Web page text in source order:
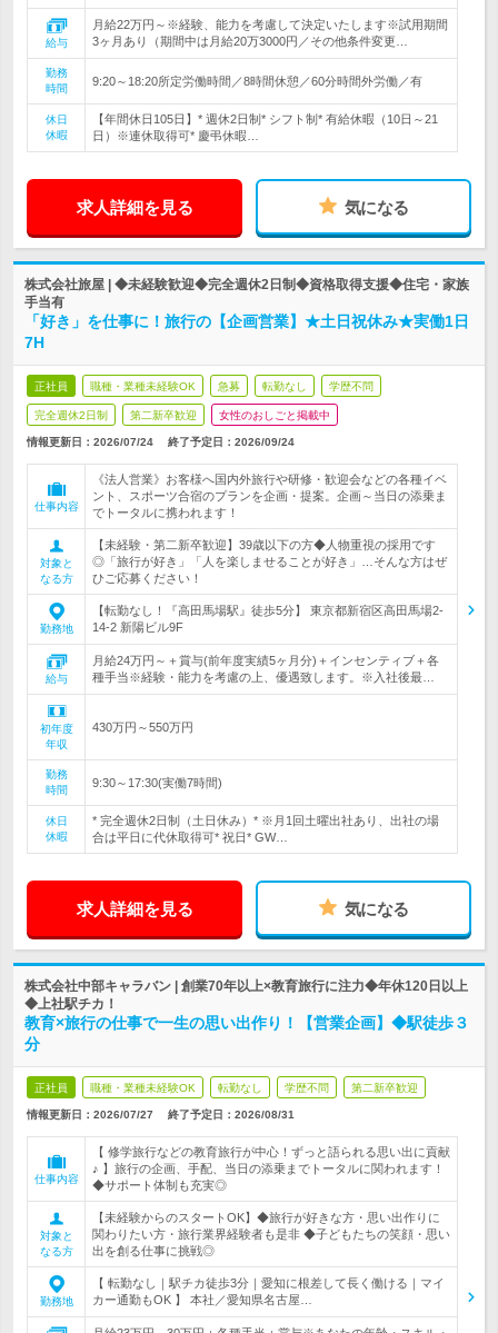
給与
月給22万円～※経験、能力を考慮して決定いたします※試用期間
3ヶ月あり（期間中は月給20万3000円／その他条件変更…
勤務
時間
9:20～18:20所定労働時間／8時間休憩／60分時間外労働／有
休日
休暇
【年間休日105日】* 週休2日制* シフト制* 有給休暇（10日～21
日）※連休取得可* 慶弔休暇…
求人詳細を見る 気になる
株式会社旅屋 | ◆未経験歓迎◆完全週休2日制◆資格取得支援◆住宅・家族
手当有
「好き」を仕事に！旅行の【企画営業】★土日祝休み★実働1日
7H
正社員 職種・業種未経験OK 急募 転勤なし 学歴不問
完全週休2日制 第二新卒歓迎 女性のおしごと掲載中
情報更新日：2026/07/24 終了予定日： 2026/09/24
仕事内容
《法人営業》お客様へ国内外旅行や研修・歓迎会などの各種イベ
ント、スポーツ合宿のプランを企画・提案。企画～当日の添乗ま
でトータルに携われます！
対象と
なる方
【未経験・第二新卒歓迎】39歳以下の方◆人物重視の採用です
◎「旅行が好き」「人を楽しませることが好き」…そんな方はぜ
ひご応募ください！
勤務地
【転勤なし！『高田馬場駅』徒歩5分】 東京都新宿区高田馬場2-
14-2 新陽ビル9F
給与
月給24万円～＋賞与(前年度実績5ヶ月分)＋インセンティブ＋各
種手当※経験・能力を考慮の上、優遇致します。※入社後最…
初年度
年収
430万円～550万円
勤務
時間
9:30～17:30(実働7時間)
休日
休暇
* 完全週休2日制（土日休み）* ※月1回土曜出社あり、出社の場
合は平日に代休取得可* 祝日* GW…
求人詳細を見る 気になる
株式会社中部キャラバン | 創業70年以上×教育旅行に注力◆年休120日以上
◆上社駅チカ！
教育×旅行の仕事で一生の思い出作り！【営業企画】◆駅徒歩３
分
正社員 職種・業種未経験OK 転勤なし 学歴不問 第二新卒歓迎
情報更新日：2026/07/27 終了予定日： 2026/08/31
仕事内容
【 修学旅行などの教育旅行が中心！ずっと語られる思い出に貢献
♪ 】旅行の企画、手配、当日の添乗までトータルに関われます！
◆サポート体制も充実◎
対象と
なる方
【未経験からのスタートOK】◆旅行が好きな方・思い出作りに
関わりたい方・旅行業界経験者も是非 ◆子どもたちの笑顔・思い
出を創る仕事に挑戦◎
勤務地
【 転勤なし｜駅チカ徒歩3分｜愛知に根差して長く働ける｜マイ
カー通勤もOK 】 本社／愛知県名古屋…